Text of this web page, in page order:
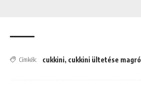
Címkék: cukkini, cukkini ültetése magról